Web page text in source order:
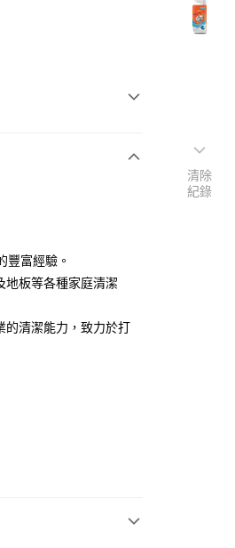
豐富經驗。
地板等各種家庭清潔
的清潔能力，致力於打
清除
紀錄